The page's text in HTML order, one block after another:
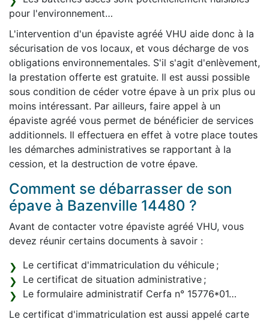
pour l'environnement…
L'intervention d'un épaviste agréé VHU aide donc à la
sécurisation de vos locaux, et vous décharge de vos
obligations environnementales. S'il s'agit d'enlèvement,
la prestation offerte est gratuite. Il est aussi possible
sous condition de céder votre épave à un prix plus ou
moins intéressant. Par ailleurs, faire appel à un
épaviste agréé vous permet de bénéficier de services
additionnels. Il effectuera en effet à votre place toutes
les démarches administratives se rapportant à la
cession, et la destruction de votre épave.
Comment se débarrasser de son
épave à Bazenville 14480 ?
Avant de contacter votre épaviste agréé VHU, vous
devez réunir certains documents à savoir :
Le certificat d'immatriculation du véhicule ;
Le certificat de situation administrative ;
Le formulaire administratif Cerfa n° 15776*01…
Le certificat d'immatriculation est aussi appelé carte